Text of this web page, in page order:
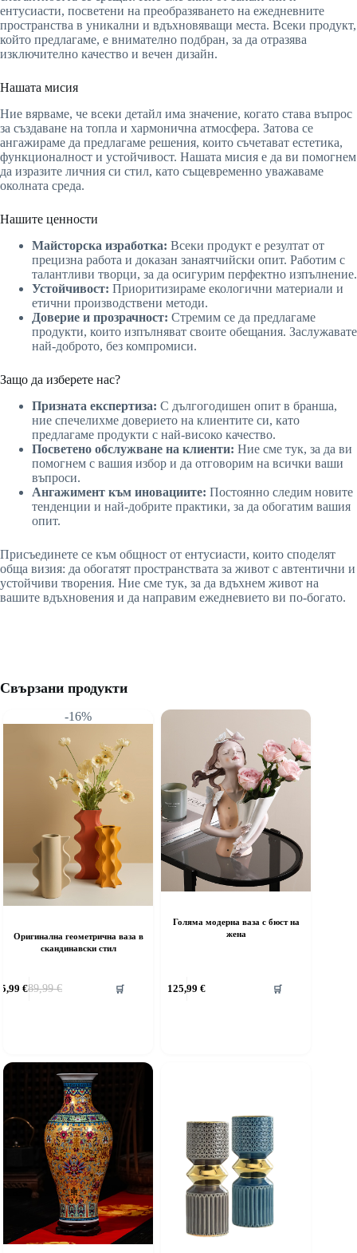
ентусиасти, посветени на преобразяването на ежедневните
пространства в уникални и вдъхновяващи места. Всеки продукт,
който предлагаме, е внимателно подбран, за да отразява
изключително качество и вечен дизайн.
Нашата мисия
Ние вярваме, че всеки детайл има значение, когато става въпрос
за създаване на топла и хармонична атмосфера. Затова се
ангажираме да предлагаме решения, които съчетават естетика,
функционалност и устойчивост. Нашата мисия е да ви помогнем
да изразите личния си стил, като същевременно уважаваме
околната среда.
Нашите ценности
Майсторска изработка: Всеки продукт е резултат от
прецизна работа и доказан занаятчийски опит. Работим с
талантливи творци, за да осигурим перфектно изпълнение.
Устойчивост: Приоритизираме екологични материали и
етични производствени методи.
Доверие и прозрачност: Стремим се да предлагаме
продукти, които изпълняват своите обещания. Заслужавате
най-доброто, без компромиси.
Защо да изберете нас?
Призната експертиза: С дългогодишен опит в бранша,
ние спечелихме доверието на клиентите си, като
предлагаме продукти с най-високо качество.
Посветено обслужване на клиенти: Ние сме тук, за да ви
помогнем с вашия избор и да отговорим на всички ваши
въпроси.
Ангажимент към иновациите: Постоянно следим новите
тенденции и най-добрите практики, за да обогатим вашия
опит.
Присъединете се към общност от ентусиасти, които споделят
обща визия: да обогатят пространствата за живот с автентични и
устойчиви творения. Ние сме тук, за да вдъхнем живот на
вашите вдъхновения и да направим ежедневието ви по-богато.
Свързани продукти
-16%
Оригинална геометрична ваза в
скандинавски стил
89,99€
Original
€Текущата
🛒
Голяма модерна ваза с бюст на
жена
125,99€ 🛒